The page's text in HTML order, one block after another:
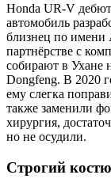
Honda UR-V
автомобиль
близнец по имени
партнёрстве с
собирают в Ухане
Dongfeng. В 2020
ему слегка
также заменили
хирургия,
но не осудили.
Строгий